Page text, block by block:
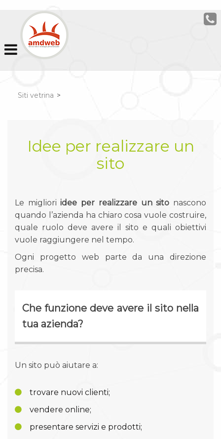
Siti vetrina >
Idee per realizzare un
sito
Le miglioriidee per realizzare un sito nascono
quando l’azienda ha chiaro cosa vuole costruire,
quale ruolo deve avere il sito e quali obiettivi
vuole raggiungere nel tempo.
Ogni progetto web parte da una direzione
precisa.
Che funzione deve avere il sito nella
tua azienda?
Un sito può aiutare a:
trovare nuovi clienti;
vendere online;
presentare servizi e prodotti;